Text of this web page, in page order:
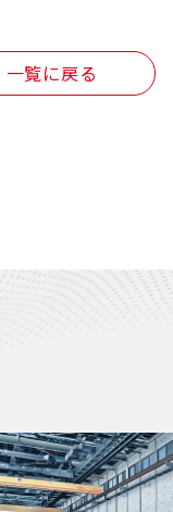
一覧に戻る